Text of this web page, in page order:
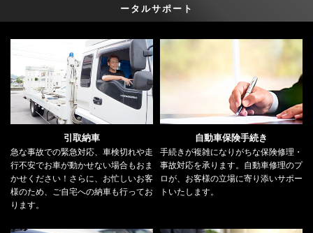
ータルサポート
引取納車
急な事故での緊急対応、車検切れや走
行不安でお車が動かせない場合もおま
かせください！さらに、お忙しいお客
様のため、ご自宅への納車も行ってお
ります。
自動車保険手続き
手続きが複雑になりがちな保険修理・
事故対応を承ります。自動車修理のプ
ロが、お客様の立場に寄り添いサポー
トいたします。